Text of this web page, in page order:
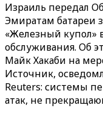
Израиль передал
Эмиратам батареи
«Железный купол»
обслуживания. Об
Майк Хакаби на
Источник,
Reuters: системы
атак, не